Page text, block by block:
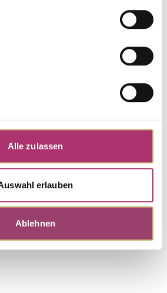
Alle zulassen
erlauben
Ablehnen